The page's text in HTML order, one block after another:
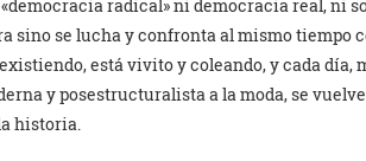
radical» ni democracia real, ni
sino se lucha y confronta al mismo tiempo
está vivito y coleando, y cada día,
y posestructuralista a la moda, se
historia.